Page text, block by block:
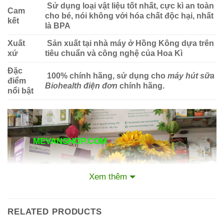
Cam
kết
Sử dụng loại vật liệu tốt nhất, cực kì an toàn
cho bé, nói không với hóa chất độc hại, nhất
là BPA
Xuất
xứ
Sản xuất tại nhà máy ở Hồng Kông dựa trên
tiêu chuẩn và công nghệ của Hoa Kì
Đặc
điểm
nổi bật
100% chính hãng, sử dụng cho máy hút sữa
Biohealth điện đơn chính hãng.
MEVANSHOP.COM
___
MÁY HÚT
CƠ
Xem thêm
RELATED PRODUCTS